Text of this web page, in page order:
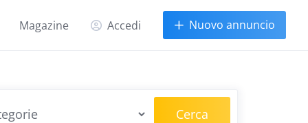
Magazine Accedi Nuovo annuncio
Cerca